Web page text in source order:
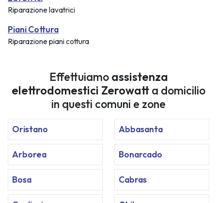
Riparazione lavatrici
Piani Cottura
Riparazione piani cottura
Effettuiamo assistenza
elettrodomestici Zerowatt a domicilio
in questi comuni e zone
Oristano Abbasanta
Arborea Bonarcado
Bosa Cabras